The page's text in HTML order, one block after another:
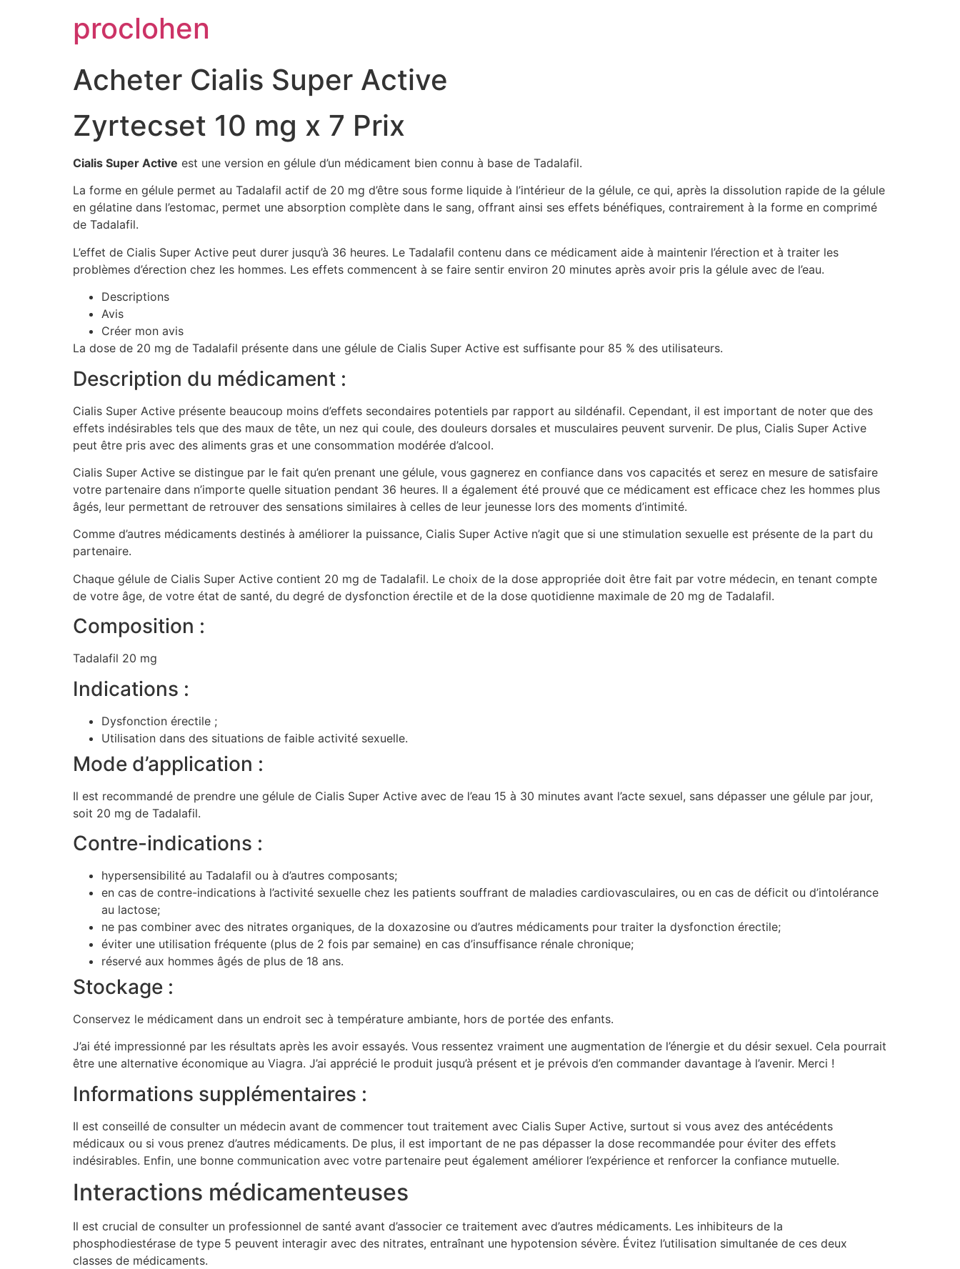
proclohen
Acheter Cialis Super Active
Zyrtecset 10 mg x 7 Prix
Cialis Super Active est une version en gélule d’un médicament bien connu à base de Tadalafil.
La forme en gélule permet au Tadalafil actif de 20 mg d’être sous forme liquide à l’intérieur de la gélule, ce qui, après la dissolution rapide de la gélule
en gélatine dans l’estomac, permet une absorption complète dans le sang, offrant ainsi ses effets bénéfiques, contrairement à la forme en comprimé
de Tadalafil.
L’effet de Cialis Super Active peut durer jusqu’à 36 heures. Le Tadalafil contenu dans ce médicament aide à maintenir l’érection et à traiter les
problèmes d’érection chez les hommes. Les effets commencent à se faire sentir environ 20 minutes après avoir pris la gélule avec de l’eau.
Descriptions
Avis
Créer mon avis
La dose de 20 mg de Tadalafil présente dans une gélule de Cialis Super Active est suffisante pour 85 % des utilisateurs.
Description du médicament :
Cialis Super Active présente beaucoup moins d’effets secondaires potentiels par rapport au sildénafil. Cependant, il est important de noter que des
effets indésirables tels que des maux de tête, un nez qui coule, des douleurs dorsales et musculaires peuvent survenir. De plus, Cialis Super Active
peut être pris avec des aliments gras et une consommation modérée d’alcool.
Cialis Super Active se distingue par le fait qu’en prenant une gélule, vous gagnerez en confiance dans vos capacités et serez en mesure de satisfaire
votre partenaire dans n’importe quelle situation pendant 36 heures. Il a également été prouvé que ce médicament est efficace chez les hommes plus
âgés, leur permettant de retrouver des sensations similaires à celles de leur jeunesse lors des moments d’intimité.
Comme d’autres médicaments destinés à améliorer la puissance, Cialis Super Active n’agit que si une stimulation sexuelle est présente de la part du
partenaire.
Chaque gélule de Cialis Super Active contient 20 mg de Tadalafil. Le choix de la dose appropriée doit être fait par votre médecin, en tenant compte
de votre âge, de votre état de santé, du degré de dysfonction érectile et de la dose quotidienne maximale de 20 mg de Tadalafil.
Composition :
Tadalafil 20 mg
Indications :
Dysfonction érectile ;
Utilisation dans des situations de faible activité sexuelle.
Mode d’application :
Il est recommandé de prendre une gélule de Cialis Super Active avec de l’eau 15 à 30 minutes avant l’acte sexuel, sans dépasser une gélule par jour,
soit 20 mg de Tadalafil.
Contre-indications :
hypersensibilité au Tadalafil ou à d’autres composants;
en cas de contre-indications à l’activité sexuelle chez les patients souffrant de maladies cardiovasculaires, ou en cas de déficit ou d’intolérance
au lactose;
ne pas combiner avec des nitrates organiques, de la doxazosine ou d’autres médicaments pour traiter la dysfonction érectile;
éviter une utilisation fréquente (plus de 2 fois par semaine) en cas d’insuffisance rénale chronique;
réservé aux hommes âgés de plus de 18 ans.
Stockage :
Conservez le médicament dans un endroit sec à température ambiante, hors de portée des enfants.
J’ai été impressionné par les résultats après les avoir essayés. Vous ressentez vraiment une augmentation de l’énergie et du désir sexuel. Cela pourrait
être une alternative économique au Viagra. J’ai apprécié le produit jusqu’à présent et je prévois d’en commander davantage à l’avenir. Merci !
Informations supplémentaires :
Il est conseillé de consulter un médecin avant de commencer tout traitement avec Cialis Super Active, surtout si vous avez des antécédents
médicaux ou si vous prenez d’autres médicaments. De plus, il est important de ne pas dépasser la dose recommandée pour éviter des effets
indésirables. Enfin, une bonne communication avec votre partenaire peut également améliorer l’expérience et renforcer la confiance mutuelle.
Interactions médicamenteuses
Il est crucial de consulter un professionnel de santé avant d’associer ce traitement avec d’autres médicaments. Les inhibiteurs de la
phosphodiestérase de type 5 peuvent interagir avec des nitrates, entraînant une hypotension sévère. Évitez l’utilisation simultanée de ces deux
classes de médicaments.